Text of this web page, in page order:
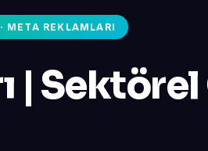
META REKLAMLARI
|